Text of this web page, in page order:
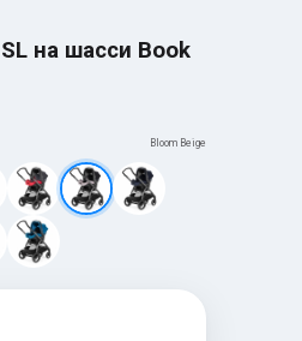
на шасси Book
Bloom Beige